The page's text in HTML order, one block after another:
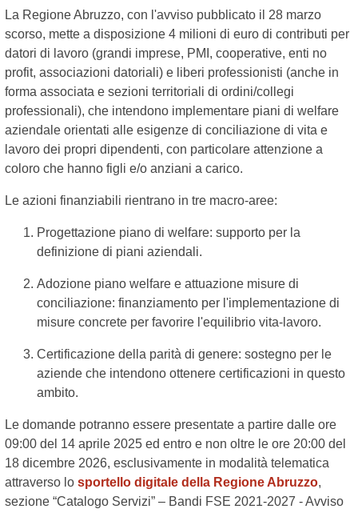
La Regione Abruzzo, con l'avviso pubblicato il 28 marzo
scorso, mette a disposizione 4 milioni di euro di contributi per
datori di lavoro (grandi imprese, PMI, cooperative, enti no
profit, associazioni datoriali) e liberi professionisti (anche in
forma associata e sezioni territoriali di ordini/collegi
professionali), che intendono implementare piani di welfare
aziendale orientati alle esigenze di conciliazione di vita e
lavoro dei propri dipendenti, con particolare attenzione a
coloro che hanno figli e/o anziani a carico.
Le azioni finanziabili rientrano in tre macro-aree:
Progettazione piano di welfare: supporto per la
definizione di piani aziendali.
Adozione piano welfare e attuazione misure di
conciliazione: finanziamento per l'implementazione di
misure concrete per favorire l'equilibrio vita-lavoro.
Certificazione della parità di genere: sostegno per le
aziende che intendono ottenere certificazioni in questo
ambito.
Le domande potranno essere presentate a partire dalle ore
09:00 del 14 aprile 2025 ed entro e non oltre le ore 20:00 del
18 dicembre 2026, esclusivamente in modalità telematica
attraverso lo sportello digitale della Regione Abruzzo,
sezione “Catalogo Servizi” – Bandi FSE 2021-2027 - Avviso